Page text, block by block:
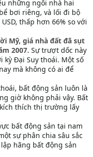
những ngôi nhà hai
bơi riêng, và lối đi bộ
thấp hơn 66% so với
Mỹ, giá nhà đất đã sụt
2007. Sự trượt dốc này
Đại Suy thoái. Một số
mà không có ai để
bất động sản luôn là
giờ không phải vậy. Bất
thích thị trường lấy
bất động sản tại nam
sự phân chia sâu sắc
hãng bất động sản